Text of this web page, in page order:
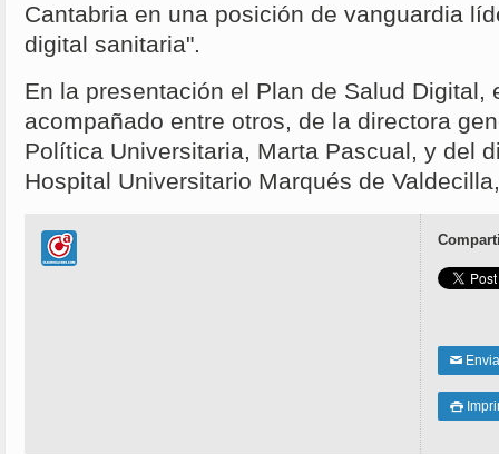
Cantabria en una posición de vanguardia
digital sanitaria".
En la presentación el Plan de Salud Digital,
acompañado entre otros, de la directora
Política Universitaria, Marta Pascual, y del
Hospital Universitario Marqués de
✉
